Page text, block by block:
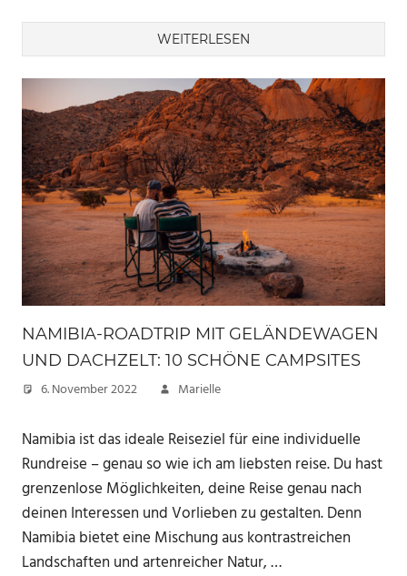
WEITERLESEN
NAMIBIA-ROADTRIP MIT GELÄNDEWAGEN
UND DACHZELT: 10 SCHÖNE CAMPSITES
6. November 2022 Marielle
Namibia ist das ideale Reiseziel für eine individuelle
Rundreise – genau so wie ich am liebsten reise. Du hast
grenzenlose Möglichkeiten, deine Reise genau nach
deinen Interessen und Vorlieben zu gestalten. Denn
Namibia bietet eine Mischung aus kontrastreichen
Landschaften und artenreicher Natur, …